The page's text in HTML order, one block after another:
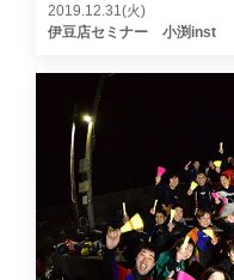
2019.12.31(火)
伊豆店セミナー 小渕inst